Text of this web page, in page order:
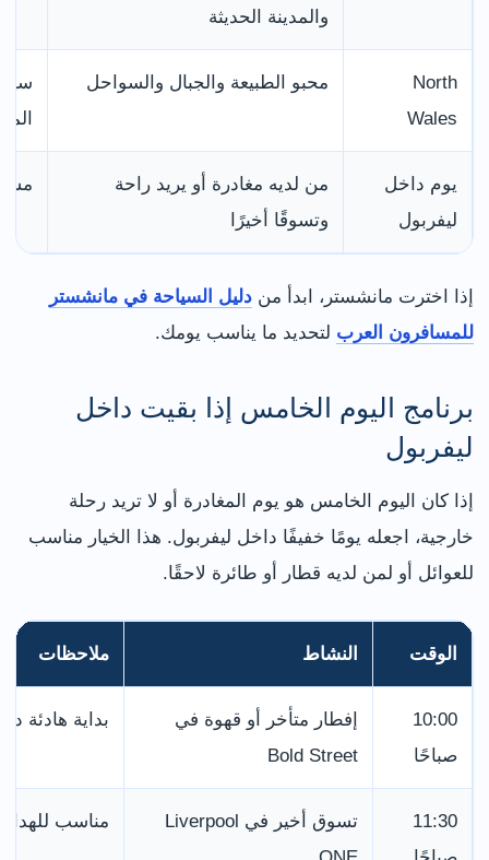
والمدينة الحديثة
North
Wales
محبو الطبيعة والجبال والسواحل
يوم داخل
ليفربول
من لديه مغادرة أو يريد راحة
وتسوقًا أخيرًا
إذا اخترت مانشستر، ابدأ من دليل السياحة في مانشستر
للمسافرون العرب لتحديد ما يناسب يومك.
برنامج اليوم الخامس إذا بقيت داخل
ليفربول
إذا كان اليوم الخامس هو يوم المغادرة أو لا تريد رحلة
خارجية، اجعله يومًا خفيفًا داخل ليفربول. هذا الخيار مناسب
للعوائل أو لمن لديه قطار أو طائرة لاحقًا.
الوقت النشاط ملاحظات
10:00
صباحًا
إفطار متأخر أو قهوة في
Bold Street
بداية هادئة
11:30
تسوق أخير في Liverpool
مناسب